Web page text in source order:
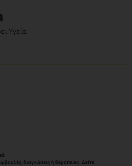
Υγεία
διαγνώσεις ή θεραπείες. Δείτε